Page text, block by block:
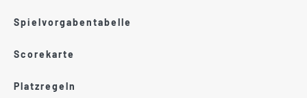
Spielvorgabentabelle
Scorekarte
Platzregeln